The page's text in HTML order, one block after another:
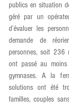
publics en situation
géré par un
d’évaluer les
demande de
personnes, soit 236
ont passé au
gymnases. A la
solutions ont été
familles, couples